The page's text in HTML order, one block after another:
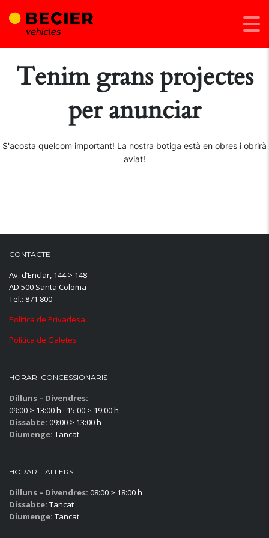
Tenim grans projectes
per anunciar
S'acosta quelcom important! La nostra botiga està en obres i obrirà
aviat!
CONTACTE
Av. d’Enclar, 144 > 148
AD 500 Santa Coloma
Tel.: 871 800
Política de Privadesa
Política de Galetes
HORARI CONCESSIONARIS
Dilluns – Divendres:
09:00 > 13:00 h · 15:00 > 19:00 h
Dissabte: 09:00 > 13:00 h
Diumenge: Tancat
HORARI TALLERS
Dilluns – Divendres: 08:00 > 18:00 h
Dissabte: Tancat
Diumenge: Tancat